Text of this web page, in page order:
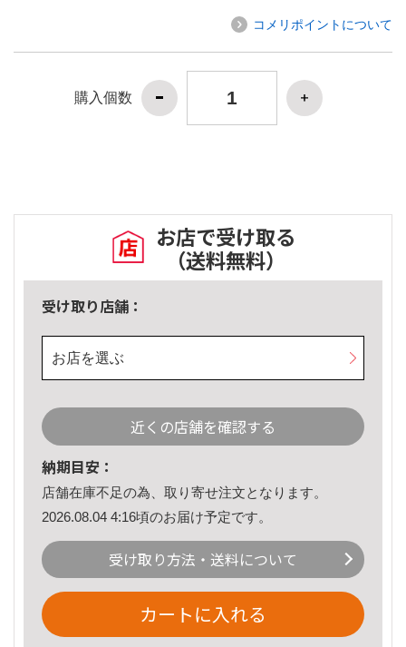
コメリポイントについて
購入個数
お店で受け取る
（送料無料）
受け取り店舗：
お店を選ぶ
近くの店舗を確認する
納期目安：
店舗在庫不足の為、取り寄せ注文となります。
2026.08.04 4:16頃のお届け予定です。
受け取り方法・送料について
カートに入れる